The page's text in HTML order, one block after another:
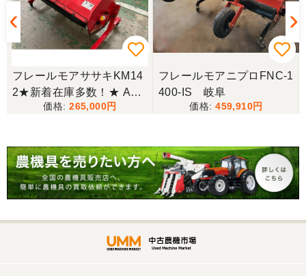
三重県／miraisann
写真と現物が違いすぎる
三重県／谷本勝美
こちらの、対応も、よく、大変、満足、です。
三重県／谷本勝美
こちらの、対応、も、よくして、くれました。
対応も、よくしてくれました、有難うございまし
フレールモアササキKM14
2★新着在庫多数！★ A2
キャスター付 草刈り 作業
33】
265,000
フレールモアニプロFNC-1
400-IS 岐阜
459,910